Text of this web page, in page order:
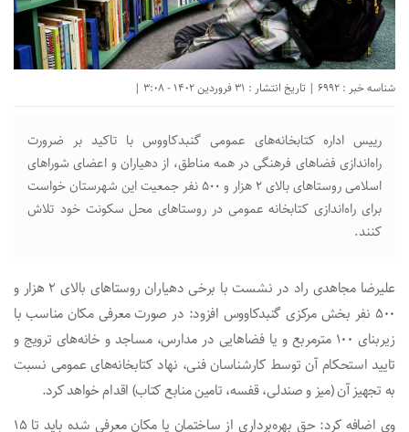
شناسه خبر : 6992 | تاریخ انتشار : 31 فروردین 1402 - 3:08 |
رییس اداره کتابخانه‌های عمومی گنبدکاووس با تاکید بر ضرورت
راه‌اندازی فضاهای فرهنگی در همه مناطق، از دهیاران و اعضای شوراهای
اسلامی روستاهای بالای ۲ هزار و ۵۰۰ نفر جمعیت این شهرستان خواست
برای راه‌اندازی کتابخانه عمومی در روستاهای محل سکونت خود تلاش
کنند.
علیرضا مجاهدی راد در نشست با برخی دهیاران روستاهای بالای ۲ هزار و
۵۰۰ نفر بخش مرکزی گنبدکاووس افزود: در صورت معرفی مکان مناسب با
زیربنای ۱۰۰ مترمربع و یا فضاهایی در مدارس، مساجد و خانه‌های ترویج و
تایید استحکام آن توسط کارشناسان فنی، نهاد کتابخانه‌های عمومی نسبت
به تجهیز آن (میز و صندلی، قفسه، تامین منابع کتاب) اقدام خواهد کرد.
وی اضافه کرد: حق بهره‌برداری از ساختمان یا مکان معرفی شده باید تا ۱۵